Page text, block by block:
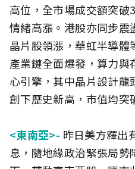
高位，全市場成交額突破
情緒高漲。港股亦同步震
晶片股領漲，華虹半導
產業鏈全面爆發，算力
心引擎，其中晶片設計
創下歷史新高，市值均突
<東南亞>- 昨日美方釋出
息，隨地緣政治緊張局